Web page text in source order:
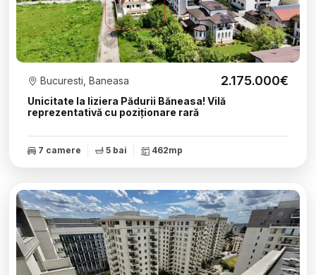
Unicitate la liziera Pădurii Băneasa! Vilă
reprezentativă cu poziționare rară
Bucuresti, Baneasa 2.175.000€
7 camere 5 bai 462mp